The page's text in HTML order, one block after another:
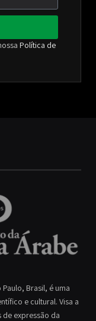
Política de
Brasil, é uma
e cultural. Visa a
expressão da